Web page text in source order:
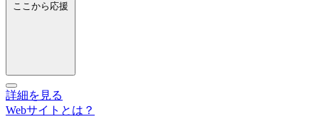
ここから応援
詳細を見る
Webサイトとは？